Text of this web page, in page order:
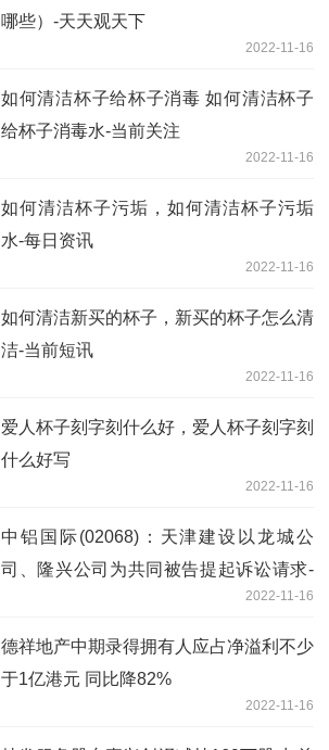
哪些）-天天观天下
2022-11-16
如何清洁杯子给杯子消毒 如何清洁杯子
给杯子消毒水-当前关注
2022-11-16
如何清洁杯子污垢，如何清洁杯子污垢
水-每日资讯
2022-11-16
如何清洁新买的杯子，新买的杯子怎么清
洁-当前短讯
2022-11-16
爱人杯子刻字刻什么好，爱人杯子刻字刻
什么好写
2022-11-16
中铝国际(02068)：天津建设以龙城公
司、隆兴公司为共同被告提起诉讼请求-
2022-11-16
德祥地产中期录得拥有人应占净溢利不少
于1亿港元 同比降82%
2022-11-16